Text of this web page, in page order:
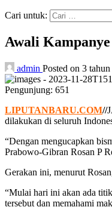
Cari untuk:
Awali
admin Posted on 3
Pengunjung: 651
LIPUTANBARU.COM//
dilakukan di seluruh
“Dengan mengucapkan
Prabowo-Gibran Rosan P
Gerakan ini, menurut
“Mulai hari ini akan ada
tersebut dan memahami